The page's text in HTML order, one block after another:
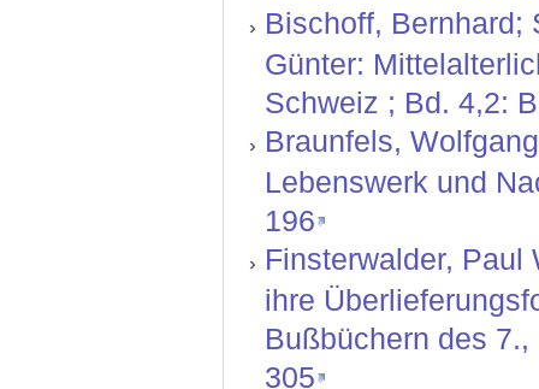
Bischoff, Bernhard;
Günter:
Schweiz ; Bd. 4,2:
Braunfels,
Lebenswerk und
196
Finsterwalder, Paul
ihre
Bußbüchern des 7.,
305